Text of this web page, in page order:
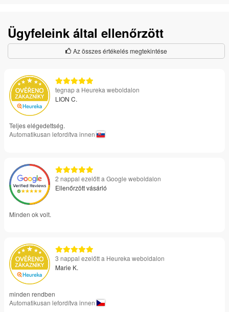
Ügyfeleink által ellenőrzött
Az összes értékelés megtekintése
tegnap a Heureka weboldalon
LION C.
Teljes elégedettség.
Automatikusan lefordítva innen
2 nappal ezelőtt a Google weboldalon
Ellenőrzött vásárló
Minden ok volt.
3 nappal ezelőtt a Heureka weboldalon
Marie K.
minden rendben
Automatikusan lefordítva innen